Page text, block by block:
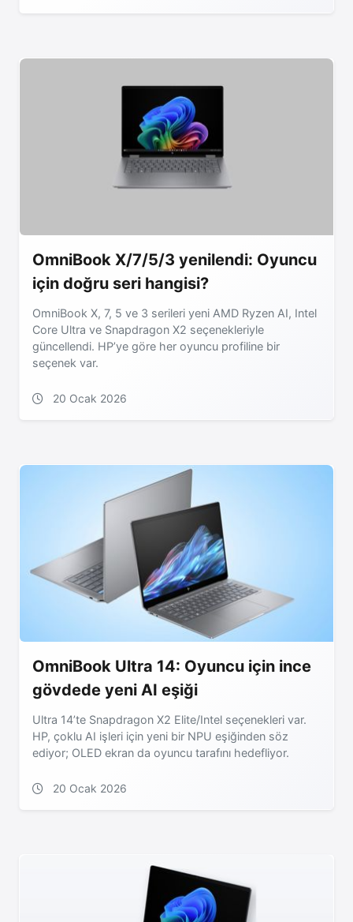
OmniBook X/7/5/3 yenilendi: Oyuncu
için doğru seri hangisi?
OmniBook X, 7, 5 ve 3 serileri yeni AMD Ryzen AI, Intel
Core Ultra ve Snapdragon X2 seçenekleriyle
güncellendi. HP’ye göre her oyuncu profiline bir
seçenek var.
20 Ocak 2026
OmniBook Ultra 14: Oyuncu için ince
gövdede yeni AI eşiği
Ultra 14’te Snapdragon X2 Elite/Intel seçenekleri var.
HP, çoklu AI işleri için yeni bir NPU eşiğinden söz
ediyor; OLED ekran da oyuncu tarafını hedefliyor.
20 Ocak 2026